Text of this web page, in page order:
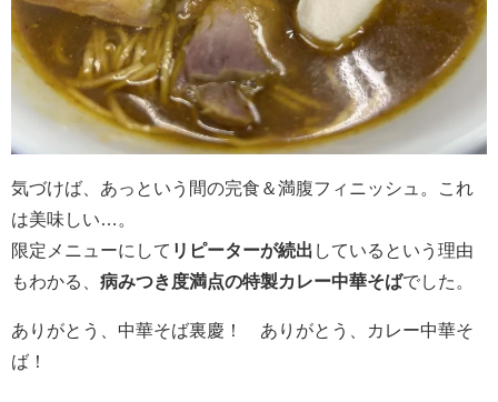
気づけば、あっという間の完食＆満腹フィニッシュ。これ
は美味しい…。
限定メニューにして リピーターが続出 しているという理由
もわかる、 病みつき度満点の特製カレー中華そばでした。
ありがとう、中華そば裏慶！ ありがとう、カレー中華そ
ば！